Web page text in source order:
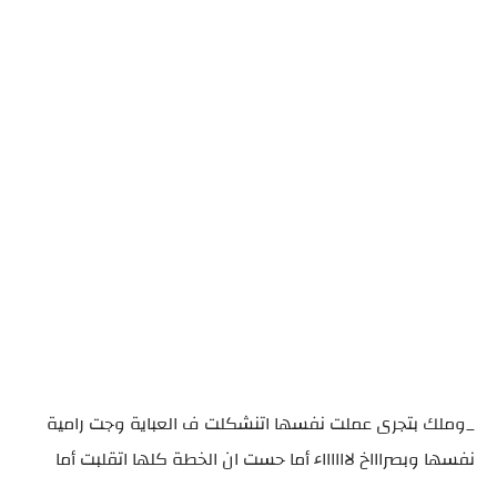
_وملك بتجرى عملت نفسها اتنشكلت ف العباية وجت رامية
نفسها وبصراااخ لااااااء أما حست ان الخطة كلها اتقلبت أما